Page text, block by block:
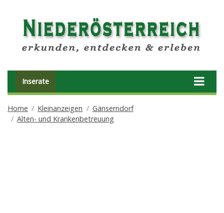
Inserate
Home Kleinanzeigen
Gänserndorf
Alten- und Krankenbetreuung